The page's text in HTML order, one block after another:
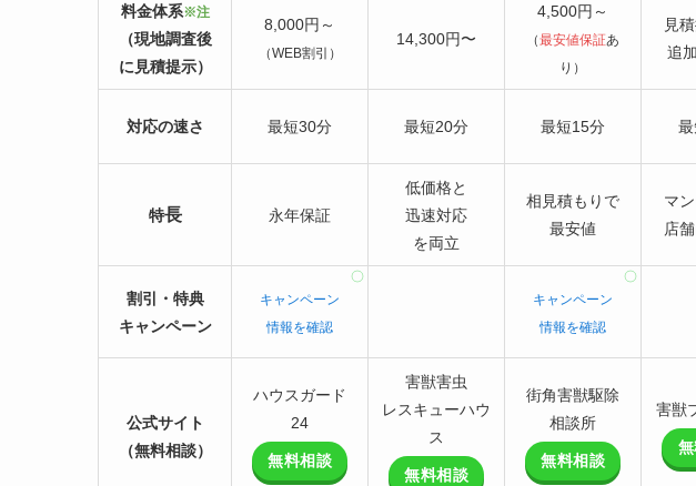
料金体系※注
（現地調査後
に見積提示）
8,000円～
（WEB割引）
14,300円〜
4,500円～
（最安値保証あ
り）
見
追
対応の速さ 最短30分 最短20分 最短15分
特長 永年保証
低価格と
迅速対応
を両立
相見積もりで
最安値
マ
店
割引・特典
キャンペーン
キャンペーン
情報を確認
キャンペーン
情報を確認
公式サイト
（無料相談）
ハウスガード
24
無料相談
害獣害虫
レスキューハウ
ス
無料相談
街角害獣駆除
相談所
無料相談
害獣